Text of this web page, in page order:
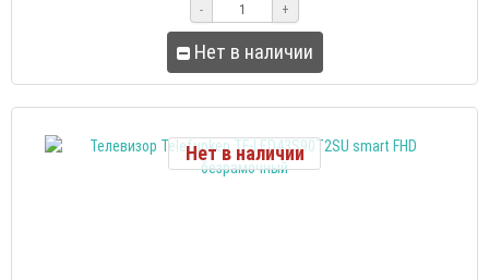
- +
Нет в наличии
Нет в наличии